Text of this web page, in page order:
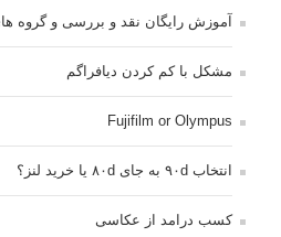
آموزش رایگان نقد و بررسی و گروه
مشکل با کم کردن دیافراگم
Fujifilm or Olympus
انتخاب ۹۰d به جای ۸۰d یا خرید لنز؟
کسب درامد از عکاسی